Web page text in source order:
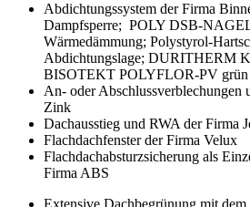
Abdichtungssystem der Firma
Dampfsperre; POLY DSB-
Wärmedämmung; Polystyrol-
Abdichtungslage; DURITHERM
BISOTEKT POLYFLOR-PV grün
An- oder Abschlussverblechungen
Zink
Dachausstieg und RWA der Firma
Flachdachfenster der Firma Velux
Flachdachabsturzsicherung als
Firma ABS